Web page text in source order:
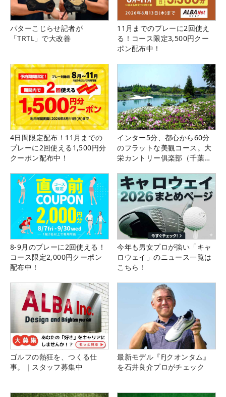
パターこじらせ記者が
「TRTL」で大改善
11月までのプレーに2回使え
る！コース限定3,500円クー
ポン配布中！
4日間限定配布！11月までの
プレーに2回使える1,500円分
クーポン配布中！
インター5分、都心から60分
のフラットな美観コース。大
栄カントリー俱楽部（千葉
8-9月のプレーに2回使える！
コース限定2,000円クーポン
配布中！
今年も男女プロが強い「キャ
ロウェイ」のニュース一覧は
こちら！
ゴルフの熱狂を、つくる仕
事。｜スタッフ募集中
最新モデル『FJクオンタム』
を石井良介プロがチェック